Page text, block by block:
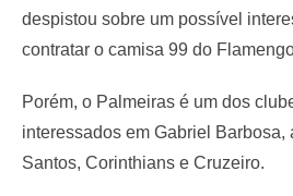
despistou sobre um possível
contratar o camisa 99 do
Porém, o Palmeiras é um dos
interessados em Gabriel Barbosa,
Santos, Corinthians e Cruzeiro.